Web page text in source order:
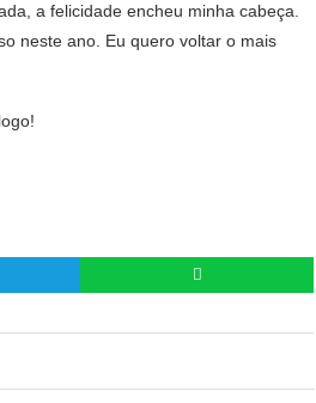
a felicidade encheu minha cabeça.
neste ano. Eu quero voltar o mais